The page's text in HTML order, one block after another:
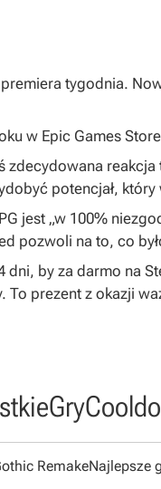
premiera tygodnia.
w Epic Games Store
zdecydowana
potencjał,
jest „w 100%
pozwoli na to, co
dni, by za darmo na
prezent z okazji
Gry
RemakeNajlepsze